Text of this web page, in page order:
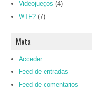
Videojuegos (4)
WTF? (7)
Meta
Acceder
Feed de entradas
Feed de comentarios